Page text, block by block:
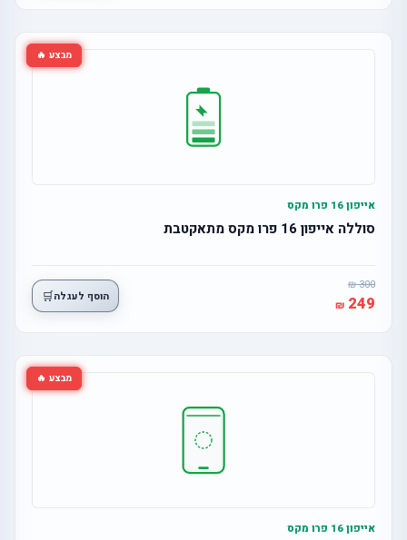
מבצע 🔥
אייפון 16 פרו מקס
סוללה אייפון 16 פרו מקס מתאקטבת
300
249 הוסף לעגלה🛒
מבצע 🔥
אייפון 16 פרו מקס